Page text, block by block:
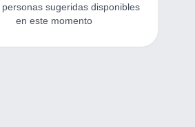
personas sugeridas disponibles
en este momento